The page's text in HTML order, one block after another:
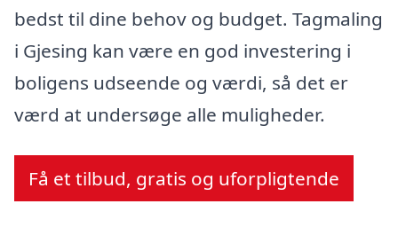
bedst til dine behov og budget. Tagmaling
i Gjesing kan være en god investering i
boligens udseende og værdi, så det er
værd at undersøge alle muligheder.
Få et tilbud, gratis og uforpligtende